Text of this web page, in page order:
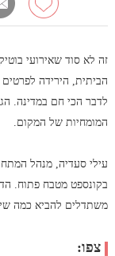
זה לא סוד שאירועי
הביתית, הירידה
לדבר הכי חם במדינה.
המומחיות של המקום.
עילי סעדיה, מנהל
בקונספט מטבח פתוח.
משתדלים להביא כמה
צפו: